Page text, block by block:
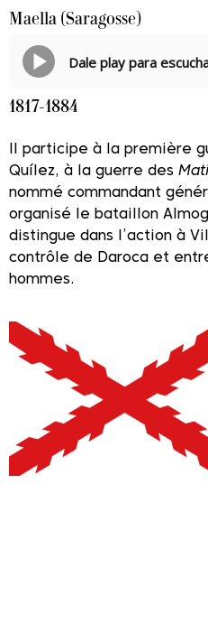
Maella (Saragosse)
Dale play para
1817-1884
Il participe à la première
Quílez, à la guerre des
nommé commandant
organisé le bataillon
distingue dans l’action à
contrôle de Daroca et
hommes.